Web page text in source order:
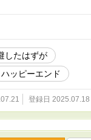
い」 ……もしかしてこ
私が溺愛されてま
したはずが
ハッピーエンド
登録日 2025.07.18